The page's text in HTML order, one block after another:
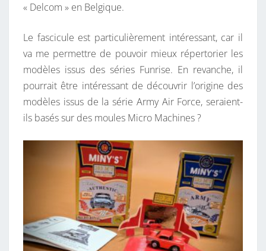
« Delcom » en Belgique.
Le fascicule est particulièrement intéressant, car il
va me permettre de pouvoir mieux répertorier les
modèles issus des séries Funrise. En revanche, il
pourrait être intéressant de découvrir l’origine des
modèles issus de la série Army Air Force, seraient-
ils basés sur des moules Micro Machines ?